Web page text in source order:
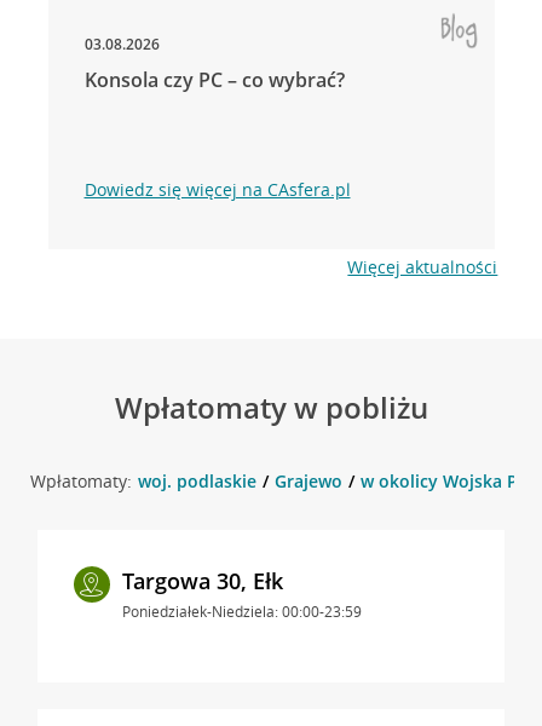
03.08.2026
Konsola czy PC – co wybrać?
Dowiedz się więcej na CAsfera.pl
Więcej aktualności
Wpłatomaty w pobliżu
Wpłatomaty: woj. podlaskie Grajewo w okolicy Wojska
Targowa 30, Ełk
Poniedziałek-Niedziela: 00:00-23:59